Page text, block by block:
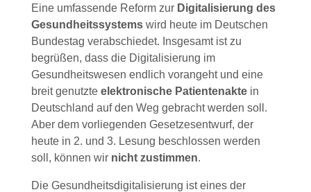
Eine umfassende Reform zur Digitalisierung des
Gesundheitssystems wird heute im Deutschen
Bundestag verabschiedet. Insgesamt ist zu
begrüßen, dass die Digitalisierung im
Gesundheitswesen endlich vorangeht und eine
breit genutzte elektronische Patientenaktein
Deutschland auf den Weg gebracht werden soll.
Aber dem vorliegenden Gesetzesentwurf, der
heute in 2. und 3. Lesung beschlossen werden
soll, können wir nicht zustimmen.
Die Gesundheitsdigitalisierung ist eines der